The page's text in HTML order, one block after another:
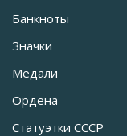
Банкноты
Значки
Медали
Ордена
Статуэтки СССР